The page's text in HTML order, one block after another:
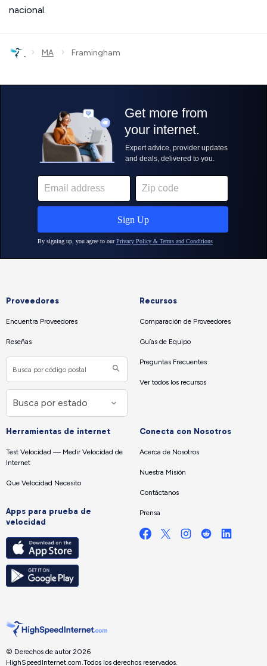
nacional.
› MA › Framingham
Proveedores
Encuentra Proveedores
Reseñas
Recursos
Comparación de Proveedores
Guías de Equipo
Preguntas Frecuentes
Ver todos los recursos
Herramientas de internet
Test Velocidad — Medir Velocidad de
Internet
Que Velocidad Necesito
Apps para prueba de
velocidad
Conecta con Nosotros
Acerca de Nosotros
Nuestra Misión
Contáctanos
Prensa
© Derechos de autor 2026
HighSpeedInternet.com.Todos los derechos reservados.